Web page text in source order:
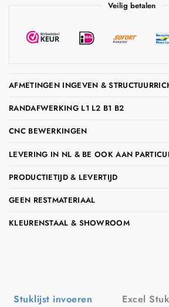
Veilig betalen
AFMETINGEN INGEVEN &
RANDAFWERKING L1 L2 B1 B2
CNC BEWERKINGEN
LEVERING IN NL & BE OOK AAN
PRODUCTIETIJD & LEVERTIJD
GEEN RESTMATERIAAL
KLEURENSTAAL & SHOWROOM
Stuklijst invoeren
Excel